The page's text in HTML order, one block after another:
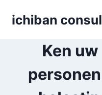
ichiban
Ken